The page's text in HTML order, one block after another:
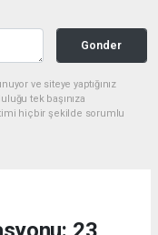
Gonder
ve siteye yaptığınız
tek başınıza
hiçbir şekilde sorumlu